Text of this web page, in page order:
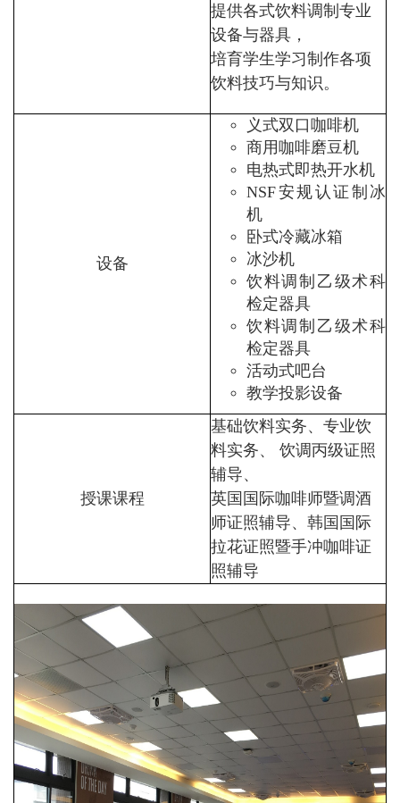
提供各式饮料调制专业
设备与器具，
培育学生学习制作各项
饮料技巧与知识。
设备
义式双口咖啡机
商用咖啡磨豆机
电热式即热开水机
NSF安规认证制冰
机
卧式冷藏冰箱
冰沙机
饮料调制乙级术科
检定器具
饮料调制乙级术科
检定器具
活动式吧台
教学投影设备
授课课程
基础饮料实务、专业饮
料实务、 饮调丙级证照
辅导、
英国国际咖啡师暨调酒
师证照辅导、韩国国际
拉花证照暨手冲咖啡证
照辅导